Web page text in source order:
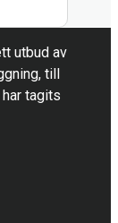
utbud av
till
tagits